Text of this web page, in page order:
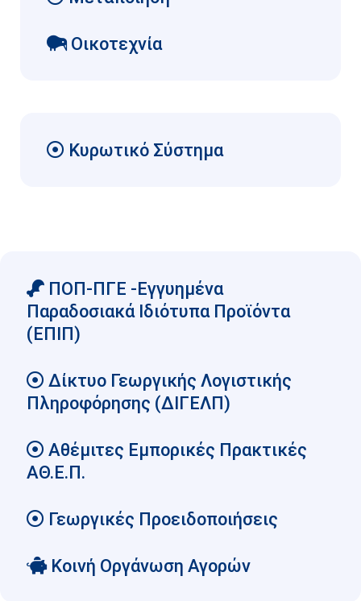
Οικοτεχνία
Κυρωτικό Σύστημα
ΠΟΠ-ΠΓΕ -Εγγυημένα
Παραδοσιακά Ιδιότυπα Προϊόντα
(ΕΠΙΠ)
Δίκτυο Γεωργικής Λογιστικής
Πληροφόρησης (ΔΙΓΕΛΠ)
Αθέμιτες Εμπορικές Πρακτικές
ΑΘ.Ε.Π.
Γεωργικές Προειδοποιήσεις
Κοινή Οργάνωση Αγορών